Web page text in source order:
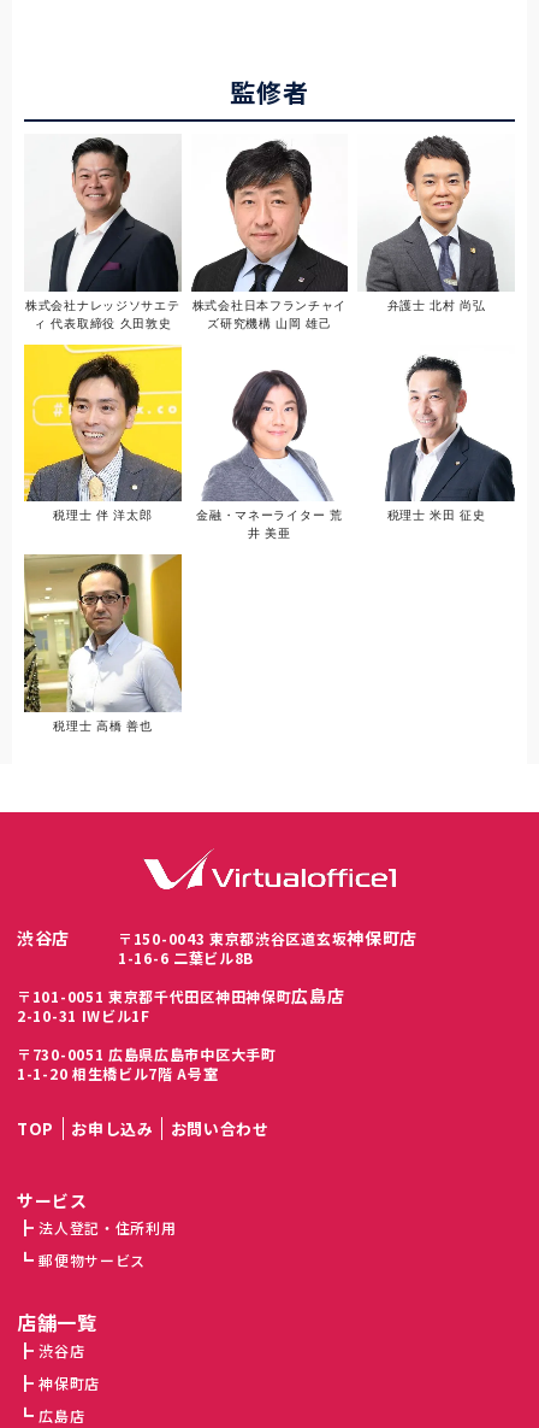
監修者
株式会社ナレッジソサエテ
ィ 代表取締役 久田敦史
株式会社日本フランチャイ
ズ研究機構 山岡 雄己
弁護士 北村 尚弘
税理士 伴 洋太郎
金融・マネーライター 荒
井 美亜
税理士 米田 征史
税理士 高橋 善也
渋谷店
〒150-0043 東京都渋谷区道玄坂
1-16-6 二葉ビル8B
神保町店
〒101-0051 東京都千代田区神田神保町
2-10-31 IWビル1F
広島店
〒730-0051 広島県広島市中区大手町
1-1-20 相生橋ビル7階 A号室
TOP お申し込み お問い合わせ
サービス
法人登記・住所利用
郵便物サービス
店舗一覧
渋谷店
神保町店
広島店